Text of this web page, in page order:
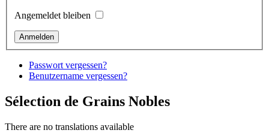
Angemeldet bleiben
Passwort vergessen?
Benutzername vergessen?
Sélection de Grains Nobles
There are no translations available